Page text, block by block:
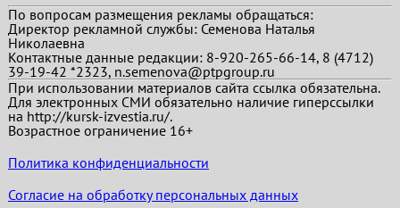
По вопросам размещения рекламы обращаться:
Директор рекламной службы: Семенова Наталья
Николаевна
Контактные данные редакции: 8-920-265-66-14, 8 (4712)
39-19-42 *2323, n.semenova@ptpgroup.ru
При использовании материалов сайта ссылка обязательна.
Для электронных СМИ обязательно наличие гиперссылки
на http://kursk-izvestia.ru/.
Возрастное ограничение 16+
Политика конфиденциальности
Согласие на обработку персональных данных